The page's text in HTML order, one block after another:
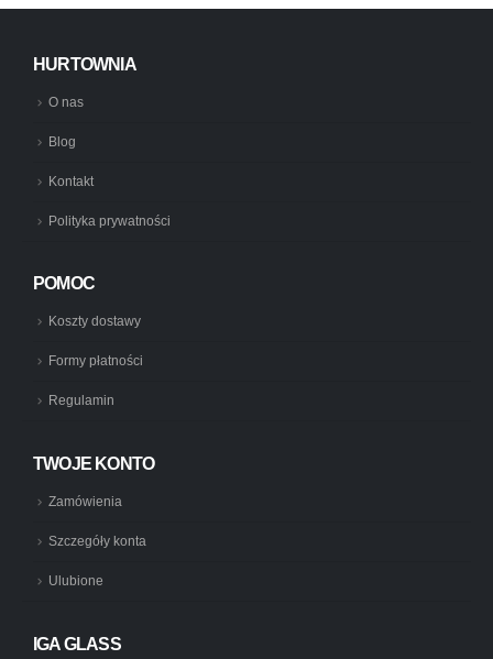
HURTOWNIA
O nas
Blog
Kontakt
Polityka prywatności
POMOC
Koszty dostawy
Formy płatności
Regulamin
TWOJE KONTO
Zamówienia
Szczegóły konta
Ulubione
IGA GLASS